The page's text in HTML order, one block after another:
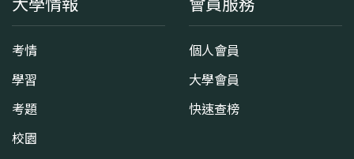
大學情報
考情
學習
考題
校園
會員服務
個人會員
大學會員
快速查榜